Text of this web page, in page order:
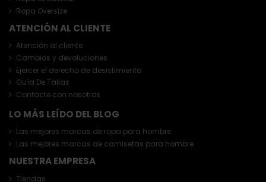
Ropa Oversize
ATENCIÓN AL CLIENTE
Atención al cliente
Cambios y devoluciones
Ejercer el derecho de desistimiento
Guía De Tallas
Contacte con nosotros
LO MÁS LEÍDO DEL BLOG
Las mejores marcas de ropa para hombre
Las mejores marcas de camisetas para hombre
NUESTRA EMPRESA
Tiendas